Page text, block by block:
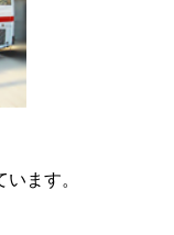
ます。